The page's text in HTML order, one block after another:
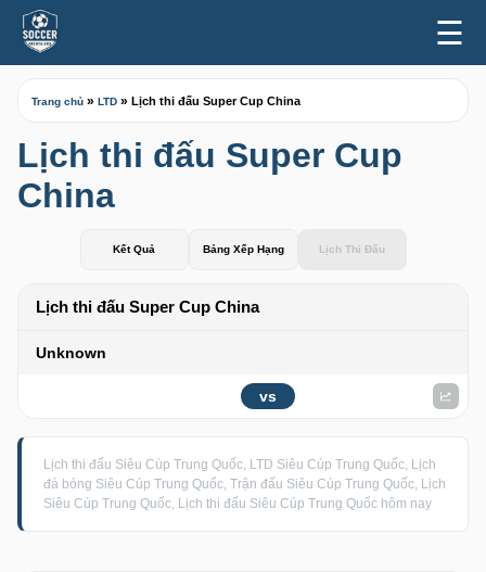
☰
Trang chủ » LTD » Lịch thi đấu Super Cup China
Lịch thi đấu Super Cup
China
Kết Quả Bảng Xếp Hạng Lịch Thi Đấu
Lịch thi đấu Super Cup China
Unknown
vs
Lịch thi đấu Siêu Cúp Trung Quốc, LTD Siêu Cúp Trung Quốc, Lịch
đá bóng Siêu Cúp Trung Quốc, Trận đấu Siêu Cúp Trung Quốc, Lịch
Siêu Cúp Trung Quốc, Lịch thi đấu Siêu Cúp Trung Quốc hôm nay